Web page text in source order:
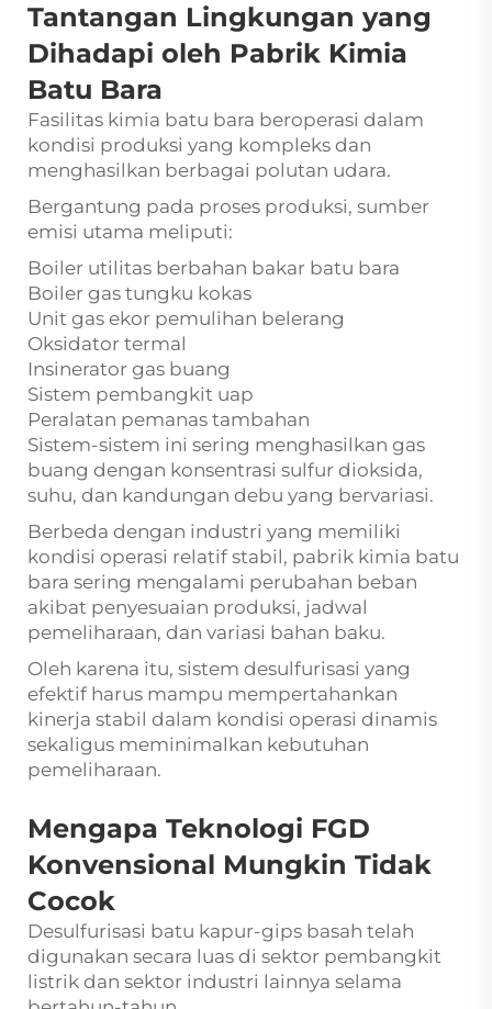
Tantangan Lingkungan yang
Dihadapi oleh Pabrik Kimia
Batu Bara
Fasilitas kimia batu bara beroperasi dalam
kondisi produksi yang kompleks dan
menghasilkan berbagai polutan udara.
Bergantung pada proses produksi, sumber
emisi utama meliputi:
Boiler utilitas berbahan bakar batu bara
Boiler gas tungku kokas
Unit gas ekor pemulihan belerang
Oksidator termal
Insinerator gas buang
Sistem pembangkit uap
Peralatan pemanas tambahan
Sistem-sistem ini sering menghasilkan gas
buang dengan konsentrasi sulfur dioksida,
suhu, dan kandungan debu yang bervariasi.
Berbeda dengan industri yang memiliki
kondisi operasi relatif stabil, pabrik kimia batu
bara sering mengalami perubahan beban
akibat penyesuaian produksi, jadwal
pemeliharaan, dan variasi bahan baku.
Oleh karena itu, sistem desulfurisasi yang
efektif harus mampu mempertahankan
kinerja stabil dalam kondisi operasi dinamis
sekaligus meminimalkan kebutuhan
pemeliharaan.
Mengapa Teknologi FGD
Konvensional Mungkin Tidak
Cocok
Desulfurisasi batu kapur-gips basah telah
digunakan secara luas di sektor pembangkit
listrik dan sektor industri lainnya selama